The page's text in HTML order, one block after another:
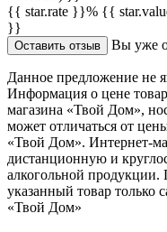
{{ star.rate }}% {{
}}
Оставить отзыв Вы уже
Данное предложение не
Информация о цене
магазина «Твой Дом»,
может отличаться от
«Твой Дом». Интернет-
дистанционную и
алкогольной продукции.
указанный товар только
«Твой Дом»